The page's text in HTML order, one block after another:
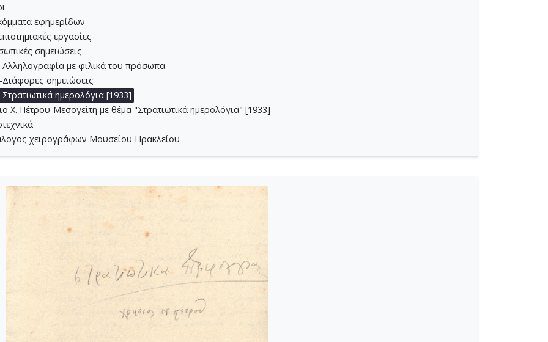
εφημερίδων
εργασίες
σημειώσεις
με φιλικά του πρόσωπα
σημειώσεις
ημερολόγια [1933]
Χ. Πέτρου-Μεσογείτη με θέμα "Στρατιωτικά ημερολόγια" [1933]
χειρογράφων Μουσείου Ηρακλείου